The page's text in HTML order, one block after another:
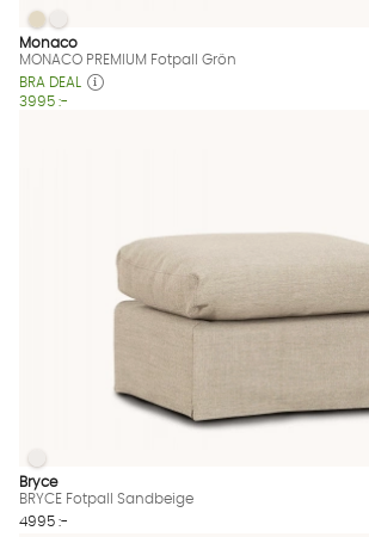
MONACO PREMIUM Fotpall Grön Finns
MONACO PREMIUM Fotpall Grön
MONACO PREMIUM Fotpall Grön
Monaco
MONACO PREMIUM Fotpall Grön
BRA DEAL
3995 :-
BRYCE Fotpall Sandbeige Finns även i
BRYCE Fotpall Sandbeige
Bryce
BRYCE Fotpall Sandbeige
4995 :-